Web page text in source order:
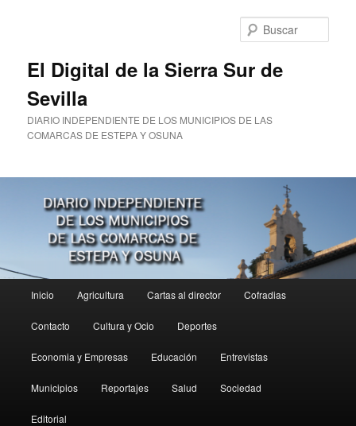
El Digital de la Sierra Sur de
Sevilla
DIARIO INDEPENDIENTE DE LOS MUNICIPIOS DE LAS
COMARCAS DE ESTEPA Y OSUNA
principal
Inicio Agricultura Cartas al director Cofradias
Contacto Cultura y Ocio Deportes
Economia y Empresas Educación Entrevistas
Municipios Reportajes Salud Sociedad
Editorial